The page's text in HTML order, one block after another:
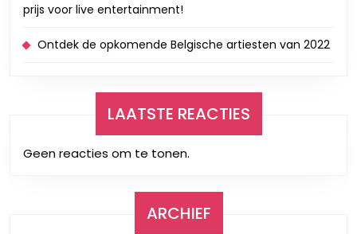
prijs voor live entertainment!
Ontdek de opkomende Belgische artiesten van 2022
LAATSTE REACTIES
Geen reacties om te tonen.
ARCHIEF